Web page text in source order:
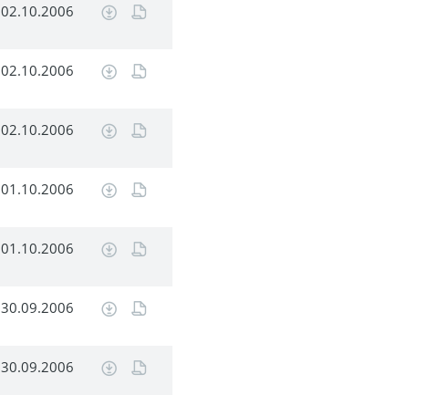
02.10.2006
02.10.2006
02.10.2006
01.10.2006
01.10.2006
30.09.2006
30.09.2006